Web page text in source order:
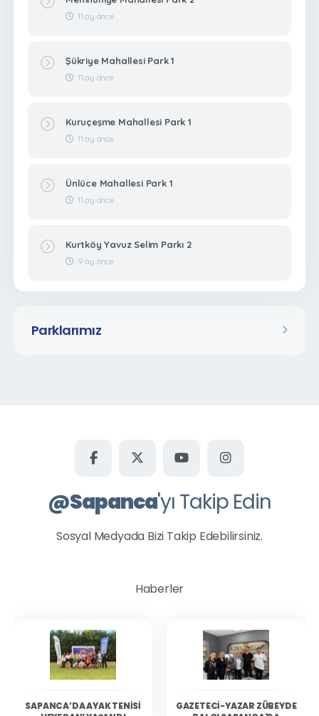
Parklarımız
11 ay önce
Şükriye Mahallesi Park 1
11 ay önce
Kuruçeşme Mahallesi Park 1
11 ay önce
Ünlüce Mahallesi Park 1
11 ay önce
Kurtköy Yavuz Selim Parkı 2
9 ay önce
@Sapanca'yı Takip Edin
Sosyal Medyada Bizi Takip Edebilirsiniz.
Haberler
SAPANCA’DA AYAK TENISI
GAZETECI-YAZAR ZÜBEYDE